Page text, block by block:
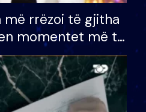
më rrëzoi të gjitha
momentet më të
e BB VIP: Do më
kur…